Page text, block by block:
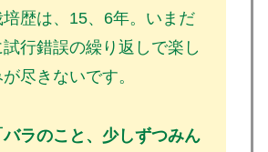
培歴は、15、6年。いまだ
試行錯誤の繰り返しで楽し
尽きないです。
バラのこと、少しずつみん